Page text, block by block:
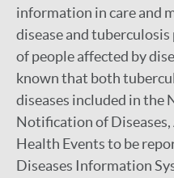
information in care and
disease and tuberculosis
of people affected by
known that both
diseases included in the
Notification of
Health Events to be
Diseases Information